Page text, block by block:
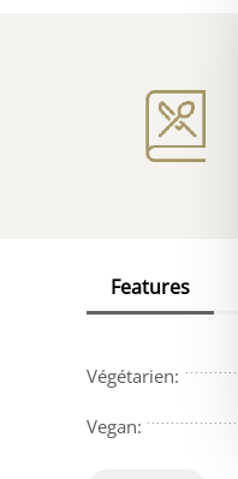
Features
Végétarien:
Vegan: